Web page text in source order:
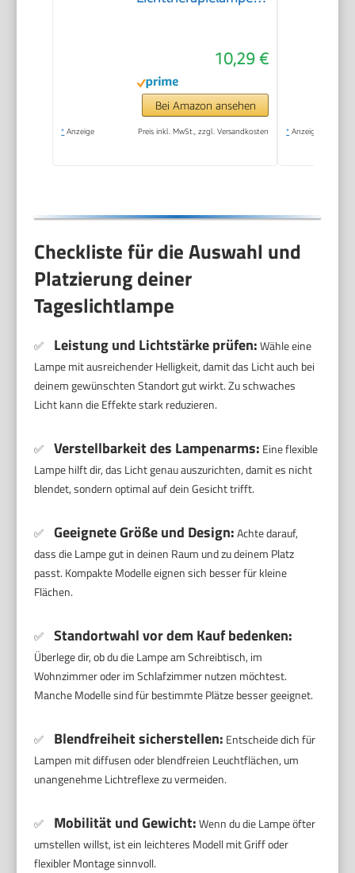
Simulation von
Tageslicht, 3
Farbtemperaturen 5
Helligkeitsstufen
10,29 €
Bei Amazon ansehen
* Anzeige Preis inkl. MwSt., zzgl. Versandkosten * Anzeige
Checkliste für die Auswahl und
Platzierung deiner
Tageslichtlampe
✅ Leistung und Lichtstärke prüfen:Wähle eine
Lampe mit ausreichender Helligkeit, damit das Licht auch bei
deinem gewünschten Standort gut wirkt. Zu schwaches
Licht kann die Effekte stark reduzieren.
✅ Verstellbarkeit des Lampenarms: Eine flexible
Lampe hilft dir, das Licht genau auszurichten, damit es nicht
blendet, sondern optimal auf dein Gesicht trifft.
✅ Geeignete Größe und Design:Achte darauf,
dass die Lampe gut in deinen Raum und zu deinem Platz
passt. Kompakte Modelle eignen sich besser für kleine
Flächen.
✅ Standortwahl vor dem Kauf bedenken:
Überlege dir, ob du die Lampe am Schreibtisch, im
Wohnzimmer oder im Schlafzimmer nutzen möchtest.
Manche Modelle sind für bestimmte Plätze besser geeignet.
✅ Blendfreiheit sicherstellen: Entscheide dich für
Lampen mit diffusen oder blendfreien Leuchtflächen, um
unangenehme Lichtreflexe zu vermeiden.
✅ Mobilität und Gewicht:Wenn du die Lampe öfter
umstellen willst, ist ein leichteres Modell mit Griff oder
flexibler Montage sinnvoll.